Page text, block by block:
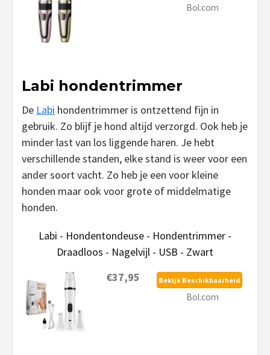
Bol.com
Labi hondentrimmer
De Labi hondentrimmer is ontzettend fijn in
gebruik. Zo blijf je hond altijd verzorgd. Ook heb je
minder last van los liggende haren. Je hebt
verschillende standen, elke stand is weer voor een
ander soort vacht. Zo heb je een voor kleine
honden maar ook voor grote of middelmatige
honden.
Labi - Hondentondeuse - Hondentrimmer -
Draadloos - Nagelvijl - USB - Zwart
€37,95
Bekijk Beschikbaarheid
Bol.com